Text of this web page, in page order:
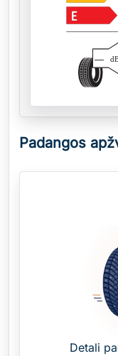
—
Padangos
Detali